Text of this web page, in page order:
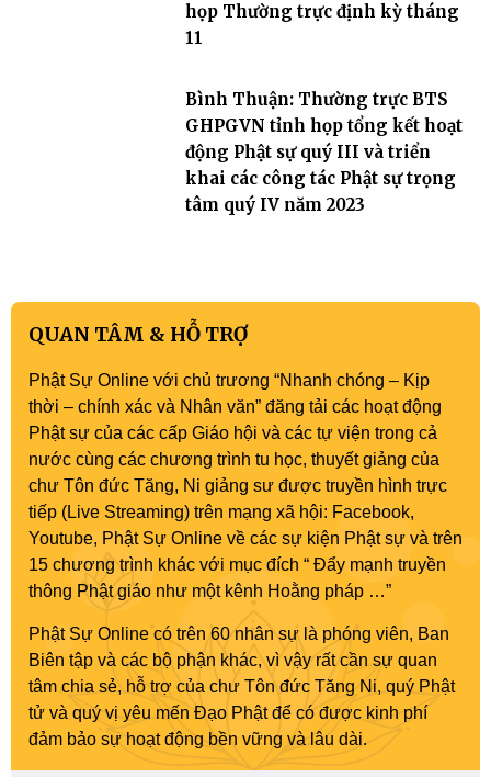
họp Thường trực định kỳ tháng
11
Bình Thuận: Thường trực BTS
GHPGVN tỉnh họp tổng kết hoạt
động Phật sự quý III và triển
khai các công tác Phật sự trọng
tâm quý IV năm 2023
QUAN TÂM & HỖ TRỢ
Phật Sự Online với chủ trương “Nhanh chóng – Kịp
thời – chính xác và Nhân văn” đăng tải các hoạt động
Phật sự của các cấp Giáo hội và các tự viện trong cả
nước cùng các chương trình tu học, thuyết giảng của
chư Tôn đức Tăng, Ni giảng sư được truyền hình trực
tiếp (Live Streaming) trên mạng xã hội: Facebook,
Youtube, Phật Sự Online về các sự kiện Phật sự và trên
15 chương trình khác với mục đích “ Đẩy mạnh truyền
thông Phật giáo như một kênh Hoằng pháp …”
Phật Sự Online có trên 60 nhân sự là phóng viên, Ban
Biên tập và các bộ phận khác, vì vậy rất cần sự quan
tâm chia sẻ, hỗ trợ của chư Tôn đức Tăng Ni, quý Phật
tử và quý vị yêu mến Đạo Phật để có được kinh phí
đảm bảo sự hoạt động bền vững và lâu dài.